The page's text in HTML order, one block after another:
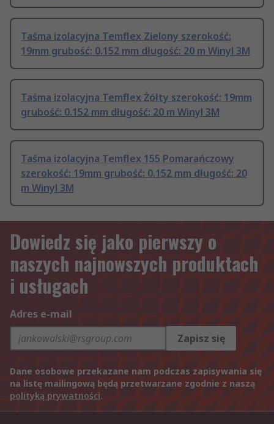
Taśma izolacyjna Temflex Zielony szerokość:
19mm grubość: 0.152 mm długość: 20 m Winyl 3M
Taśma izolacyjna Temflex Żółty szerokość: 19mm
grubość: 0.152 mm długość: 20 m Winyl 3M
Taśma izolacyjna Temflex 155 Pomarańczowy
szerokość: 19mm grubość: 0.152 mm długość: 20
m Winyl 3M
Dowiedz się jako pierwszy o
naszych najnowszych produktach
i usługach
Adres e-mail
Zapisz się
Dane osobowe przekazane nam podczas zapisywania się
na listę mailingową będą przetwarzane zgodnie z naszą
polityką prywatności.